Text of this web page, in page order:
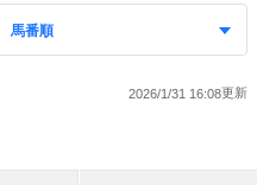
2026/1/31 16:08